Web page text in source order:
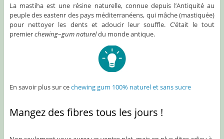
La mastiha est une résine naturelle, connue depuis l’Antiquité au
peuple des eastenr des pays méditerranéens, qui mâche (mastiquée)
pour nettoyer les dents et adoucir leur souffle. C’était le tout
premierchewing–gum natureldu monde antique.
En savoir plus sur cechewing gum 100% naturel et sans sucre
Mangez des fibres tous les jours !